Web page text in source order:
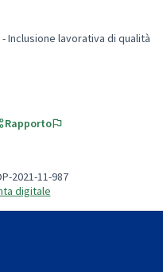
i risultati per categoria: 5 -
- Inclusione lavorativa di qualità
Rapporto
2021-11-987
digitale